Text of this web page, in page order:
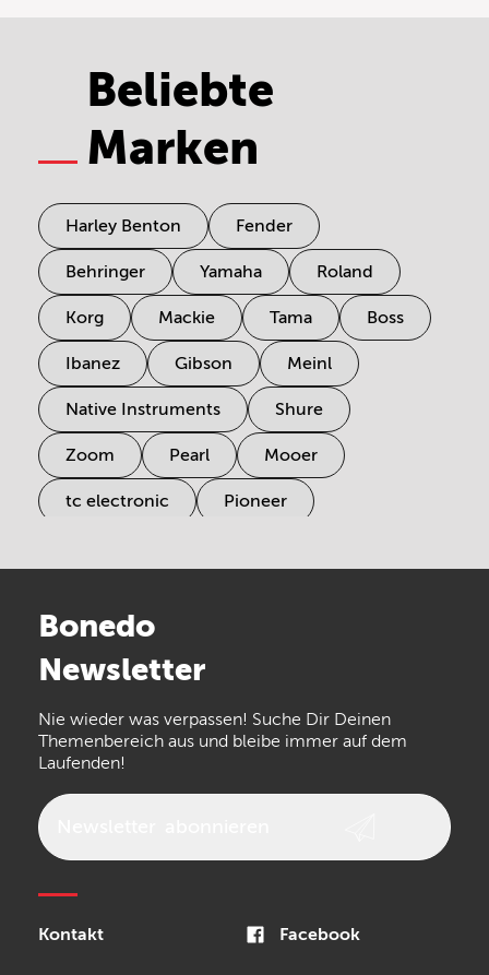
Beliebte
Marken
Harley Benton Fender
Behringer Yamaha Roland
Korg Mackie Tama Boss
Ibanez Gibson Meinl
Native Instruments Shure
Zoom Pearl Mooer
tc electronic Pioneer
Arturia
the t.bone
Walrus Audio Epiphone
Bonedo
Newsletter
Nie wieder was verpassen! Suche Dir Deinen
Themenbereich aus und bleibe immer auf dem
Laufenden!
Kontakt Facebook